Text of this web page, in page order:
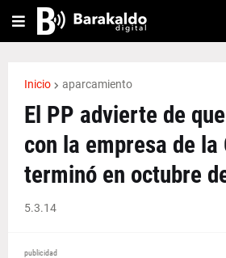
Inicio aparcamiento
El PP advierte de
con la empresa de la
terminó en octubre
5.3.14
publicidad